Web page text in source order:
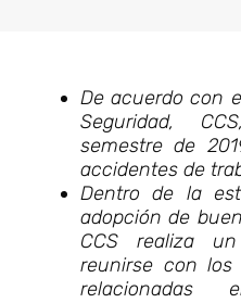
De acuerdo con
Seguridad,
semestre de
accidentes de
Dentro de la
adopción de
CCS realiza
reunirse con los